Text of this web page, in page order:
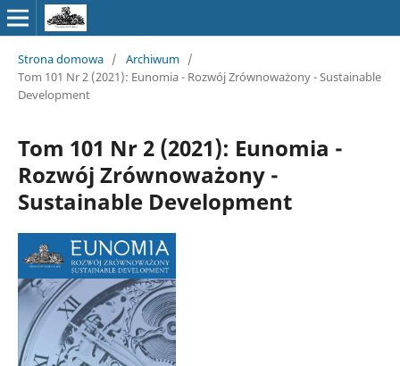
Strona domowa / Archiwum /
Tom 101 Nr 2 (2021): Eunomia - Rozwój Zrównoważony - Sustainable
Development
Tom 101 Nr 2 (2021): Eunomia -
Rozwój Zrównoważony -
Sustainable Development